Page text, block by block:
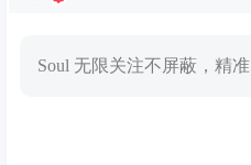
Soul 无限关注不屏蔽，精准